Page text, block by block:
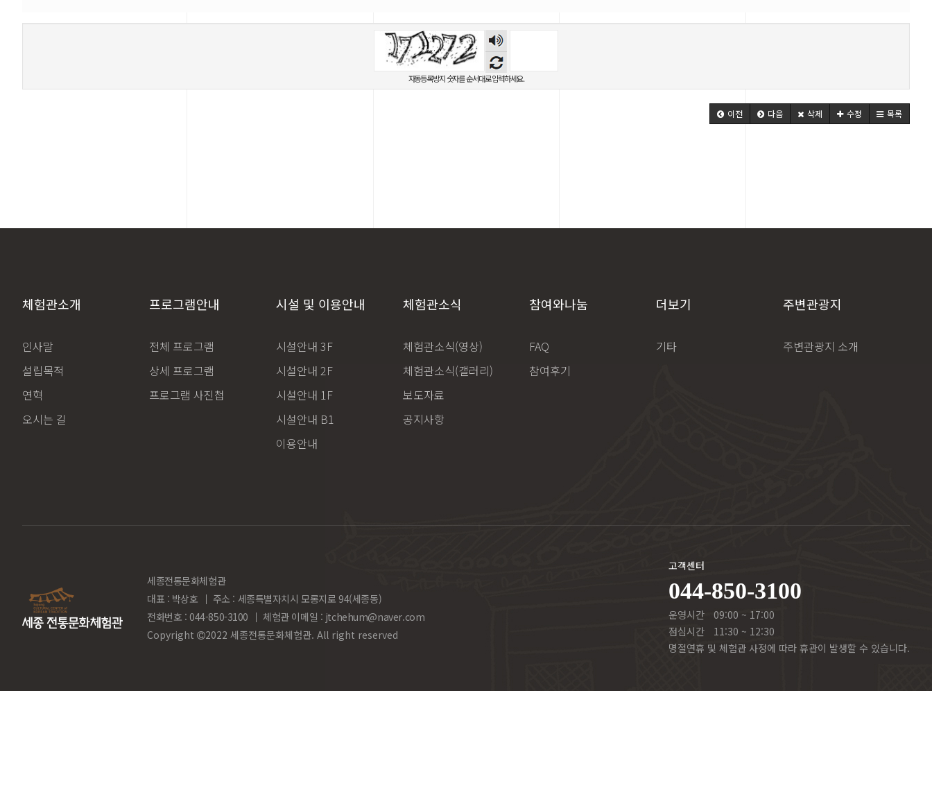
숫자
음성
듣기
자동등록방지 숫자를 순서대로 입력하세요.
이전 다음 삭제 수정 목록
체험관소개
인사말
설립목적
연혁
오시는 길
프로그램안내
전체 프로그램
상세 프로그램
프로그램 사진첩
시설 및 이용안내
시설안내 3F
시설안내 2F
시설안내 1F
시설안내 B1
이용안내
체험관소식
체험관소식(영상)
체험관소식(갤러리)
보도자료
공지사항
참여와나눔
FAQ
참여후기
더보기
기타
주변관광지
주변관광지 소개
세종전통문화체험관
대표 : 박상호
주소 : 세종특별자치시 모롱지로 94(세종동)
전화번호 : 044-850-3100
체험관 이메일 : jtchehum@naver.com
Copyright
2022 세종전통문화체험관. All right reserved
고객센터
044-850-3100
운영시간
09:00 ~ 17:00
점심시간
11:30 ~ 12:30
명절연휴 및 체험관 사정에 따라 휴관이 발생할 수 있습니다.